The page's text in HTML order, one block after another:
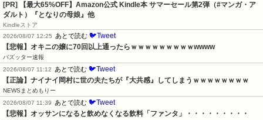
[PR]
【最大65%OFF】Amazon公式 Kindle本 サマーセール第2弾（#マンガ・ア
ダルト）『となりの母娘』他
Kindleストア
2026/08/07 12:25 あとで読む 🐦Tweet
【悲報】オキニの嬢に70回以上通ったらｗｗｗｗｗｗｗｗｗwwww
バズッター速報
2026/08/07 11:12 あとで読む 🐦Tweet
【正論】ナイナイ岡村に世の夫たちが『大共感』してしまうｗｗｗｗｗｗｗｗ
NEWSまとめもりー
2026/08/07 11:39 あとで読む 🐦Tweet
【悲報】オッサンになると飲めなくなる飲料「ファンタ」・・・・・・・・・